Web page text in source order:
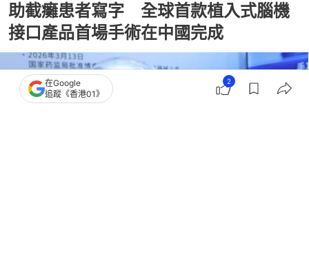
助截癱患者寫字 全球首款植入式腦機
接口產品首場手術在中國完成
在Google
追蹤《香港01》
2